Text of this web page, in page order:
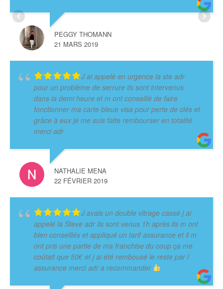
PEGGY THOMANN
21 MARS 2019
J ai appelé en urgence la ste adr
pour un problème de serrure ils sont intervenus
dans la demi heure et m ont conseillé de faire
fonctionner ma carte bleue visa pour perte de clés et
grâce à eux je me suis faite rembourser en totalité
merci adr
NATHALIE MENA
22 FÉVRIER 2019
J avais un double vitrage cassé j ai
appelé la Steve adr ils sont venus 1h après ils m ont
bien conseillés et appliqué un tarif assurance et il m
ont pris une partie de ma franchise du coup ça me
coûtait que 50€ et j ai été rembousé le reste par l
assurance merci adr a recommander